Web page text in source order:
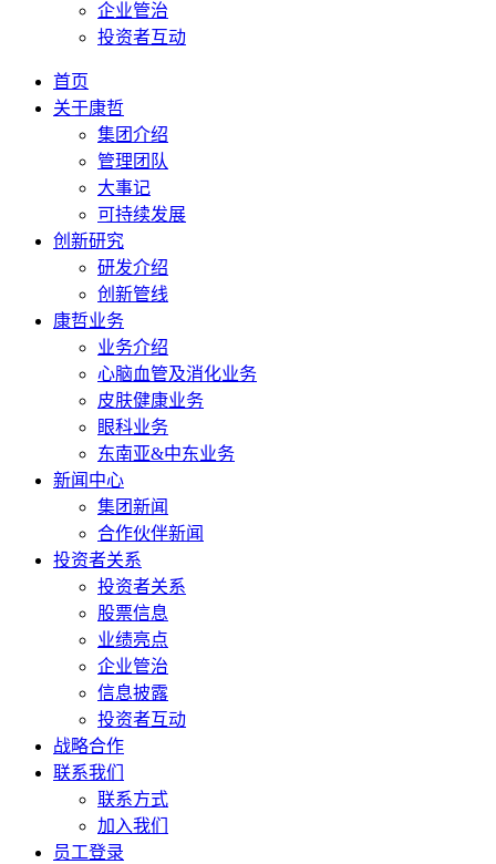
企业管治
投资者互动
首页
关于康哲
集团介绍
管理团队
大事记
可持续发展
创新研究
研发介绍
创新管线
康哲业务
业务介绍
心脑血管及消化业务
皮肤健康业务
眼科业务
东南亚&中东业务
新闻中心
集团新闻
合作伙伴新闻
投资者关系
投资者关系
股票信息
业绩亮点
企业管治
信息披露
投资者互动
战略合作
联系我们
联系方式
加入我们
员工登录